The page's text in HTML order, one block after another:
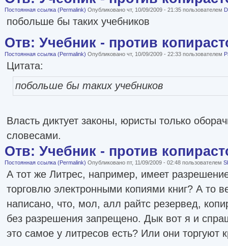
Постоянная ссылка (Permalink) Опубликовано чт, 10/09/2009 - 21:35 пользователем
побольше бы таких учебников
Отв: Учебник - против
Постоянная ссылка (Permalink) Опубликовано чт, 10/09/2009 - 22:33 пользователем
Цитата:
побольше бы таких учебников
Власть диктует законы, юристы только
словесами.
Отв: Учебник - против
Постоянная ссылка (Permalink) Опубликовано пт, 11/09/2009 - 02:48 пользователем
А тот же Литрес, например, имеет
торговлю электронными копиями книг? А то
написано, что, мол, алл райтс резервед,
без разрешения запрещено. Дык вот я и
это самое у литресов есть? Или они торгуют